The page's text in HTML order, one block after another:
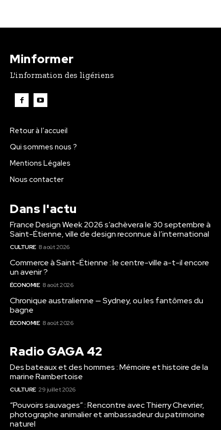
Minformer
L'information des ligériens
Retour à l’accueil
Qui sommes nous ?
Mentions Légales
Nous contacter
Dans l'actu
France Design Week 2026 s’achèvera le 30 septembre à
Saint-Étienne, ville de design reconnue à l’international
CULTURE 8 août 2026
Commerce à Saint-Étienne : le centre-ville a-t-il encore
un avenir ?
ÉCONOMIE 8 août 2026
Chronique australienne — Sydney, ou les fantômes du
bagne
ÉCONOMIE 8 août 2026
Radio GAGA 42
Des bateaux et des hommes : Mémoire et histoire de la
marine Rambertoise
CULTURE 29 juillet 2026
“Pouvoirs sauvages” : Rencontre avec Thierry Chevrier,
photographe animalier et ambassadeur du patrimoine
naturel